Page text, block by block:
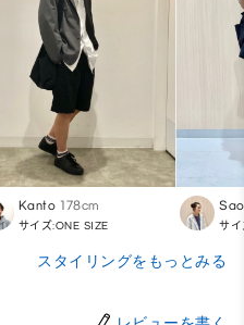
Kanto 178cm
サイズ:ONE SIZE
Sao
サ
スタイリングをもっとみる